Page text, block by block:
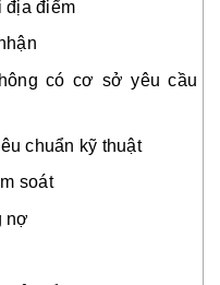
địa điểm
có cơ sở yêu cầu
chuẩn kỹ thuật
soát
nợ